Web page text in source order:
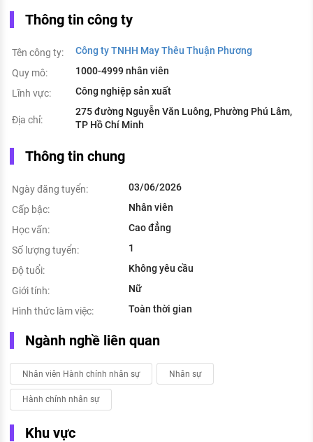
Thông tin công ty
Tên công ty:
Công ty TNHH May Thêu Thuận Phương
Quy mô:
1000-4999 nhân viên
Lĩnh vực:
Công nghiệp sản xuất
Địa chỉ:
275 đường Nguyễn Văn Luông, Phường Phú Lâm,
TP Hồ Chí Minh
Thông tin chung
Ngày đăng tuyển:
03/06/2026
Cấp bậc:
Nhân viên
Học vấn:
Cao đẳng
Số lượng tuyển:
1
Độ tuổi:
Không yêu cầu
Giới tính:
Nữ
Hình thức làm việc:
Toàn thời gian
Ngành nghề liên quan
Nhân viên Hành chính nhân sự Nhân sự
Hành chính nhân sự
Khu vực